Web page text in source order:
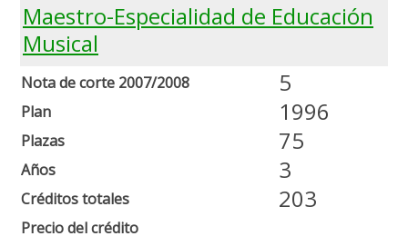
Maestro-Especialidad de Educación
Musical
Nota de corte 2007/2008
Plan
Plazas
Años
Créditos totales
Precio del crédito
5
1996
75
3
203